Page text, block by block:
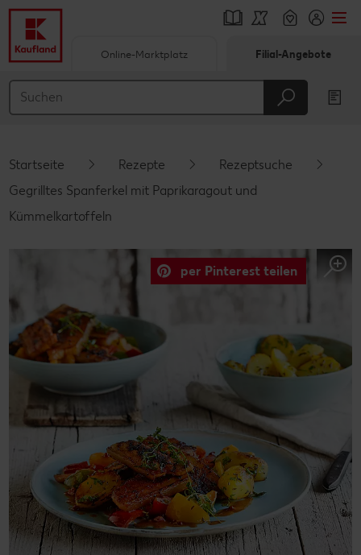
Hauptinhalt
Schwebender Seitenbereich
Online-Marktplatz Filial-Angebote
Startseite Rezepte
Rezeptsuche
Gegrilltes Spanferkel mit Paprikaragout und
Kümmelkartoffeln
per Pinterest teilen